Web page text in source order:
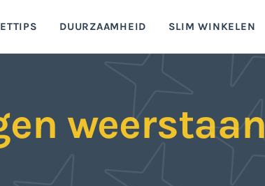
DUURZAAMHEID SLIM WINKELEN
weerstaan
blog